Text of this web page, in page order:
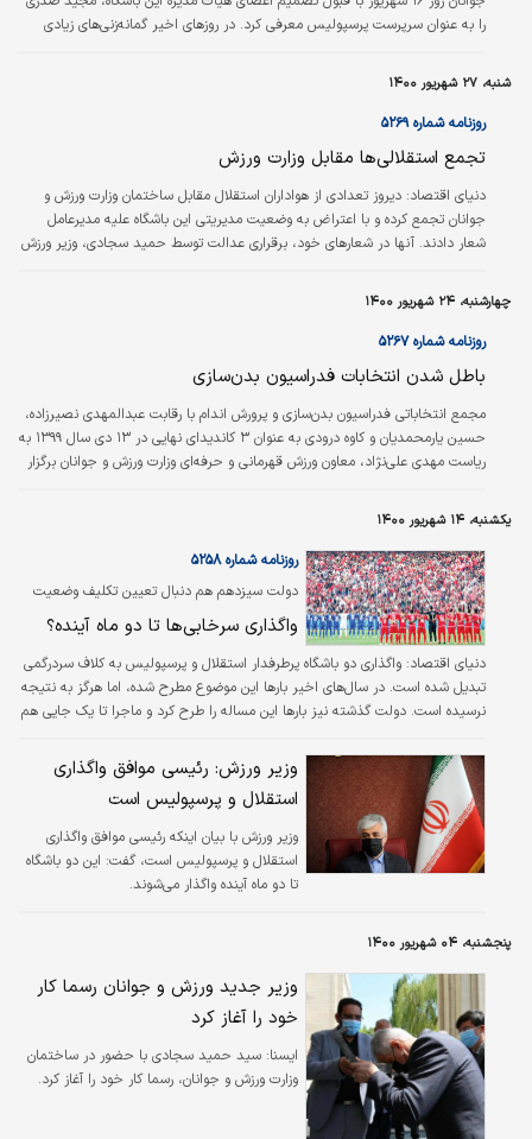
را به عنوان سرپرست پرسپولیس معرفی کرد. در روزهای اخیر گمانه‌زنی‌های زیادی
بود اما طبق پیگیری‌های خبرگزاری فارس، این موضوع دست‌کم تا دو هفته آینده به
تعویق افتاده و صدری همچنان به عنوان سرپرست سرخ‌پوشان فعالیت خواهد کرد.
هرچند وزارت ورزش در روزهای اخیر مذاکراتی را با گزینه‌های مدنظر برای…
شنبه، ۲۷ شهریور ۱۴۰۰
روزنامه شماره ۵۲۶۹
تجمع استقلالی‌ها مقابل وزارت ورزش
دنیای اقتصاد: دیروز تعدادی از هواداران استقلال مقابل ساختمان وزارت ورزش و
جوانان تجمع کرده و با اعتراض به وضعیت مدیریتی این باشگاه علیه مدیرعامل
شعار دادند. آنها در شعارهای خود، برقراری عدالت توسط حمید سجادی، وزیر ورزش
تاکید کردند. تیم فوتبال استقلال پس از شکست مقابل الهلال در مرحله یک هشتم
نهایی رقابت‌های لیگ قهرمانان آسیا بار دیگر دچار حواشی شده است. یکی از حواشی
بزرگ این روزهای استقلال، بحث ماندن یا نماندن مجیدی است. این مساله…
چهارشنبه، ۲۴ شهریور ۱۴۰۰
روزنامه شماره ۵۲۶۷
باطل شدن انتخابات فدراسیون بدن‌سازی
مجمع انتخاباتی فدراسیون بدن‌سازی و پرورش اندام با رقابت عبدالمهدی نصیرزاده،
حسین یارمحمدیان و کاوه درودی به عنوان ۳ کاندیدای نهایی در ۱۳ دی سال ۱۳۹۹ به
ریاست مهدی علی‌نژاد، معاون ورزش قهرمانی و حرفه‌ای وزارت ورزش و جوانان برگزار
به عنوان رئیس جدید این فدراسیون انتخاب شد.
یکشنبه، ۱۴ شهریور ۱۴۰۰
دولت سیزدهم هم دنبال تعیین تکلیف وضعیت
استقلال و پرسپولیس است
روزنامه شماره ۵۲۵۸
واگذاری سرخابی‌ها تا دو ماه آینده؟
دنیای اقتصاد: واگذاری ‌دو باشگاه پر‌طرفدار استقلال و پرسپولیس به کلاف سردرگمی
تبدیل شده است. در سال‌های اخیر بارها این موضوع مطرح شده، اما هرگز به نتیجه
نرسیده است. دولت گذشته نیز بارها این مساله را طرح کرد و ماجرا تا یک جایی هم
وزیر ورزش: رئیسی موافق واگذاری
استقلال و پرسپولیس است
وزیر ورزش با بیان اینکه رئیسی موافق واگذاری
استقلال و پرسپولیس است، گفت: این دو باشگاه
تا دو ماه آینده واگذار می‌شوند.
پنجشنبه، ۰۴ شهریور ۱۴۰۰
وزیر جدید ورزش و جوانان رسما کار
خود را آغاز کرد
ايسنا: سید حمید سجادی با حضور در ساختمان
وزارت ورزش و جوانان، رسما کار خود را آغاز کرد.